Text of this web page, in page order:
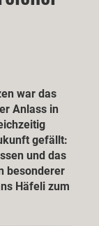
war das
Anlass in
gefällt:
und das
besonderer
Häfeli zum